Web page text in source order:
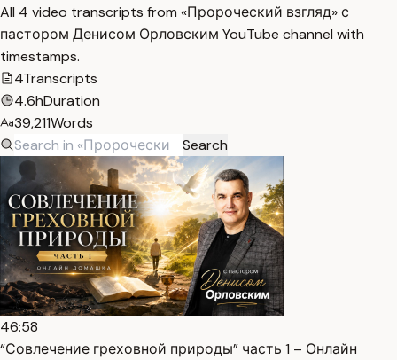
All 4 video transcripts from «Пророческий взгляд» с
пастором Денисом Орловским YouTube channel with
timestamps.
4Transcripts
4.6hDuration
39,211Words
Search
46:58
“Совлечение греховной природы” часть 1 – Онлайн